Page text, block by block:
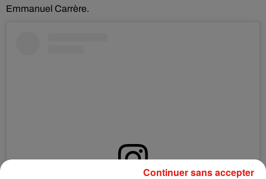
Emmanuel Carrère.
Continuer sans accepter